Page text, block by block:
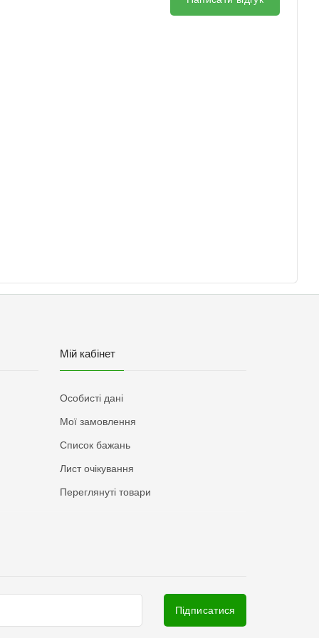
Мій кабінет
Особисті дані
Мої замовлення
Список бажань
Лист очікування
Переглянуті товари
Підписатися